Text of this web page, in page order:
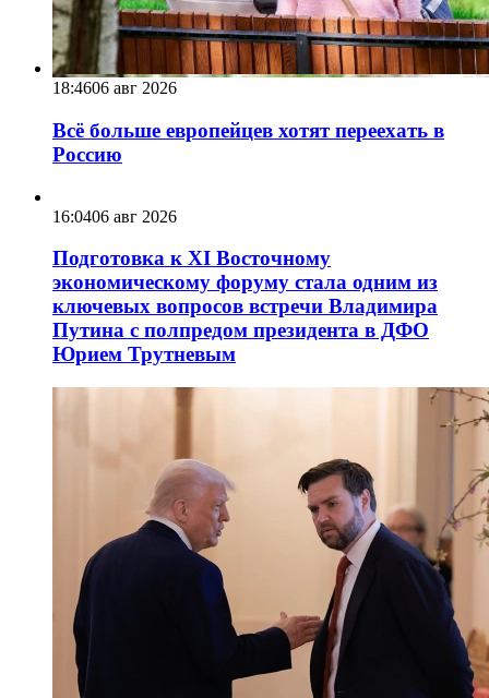
18:4606 авг 2026
Всё больше европейцев хотят переехать в
Россию
16:0406 авг 2026
Подготовка к XI Восточному
экономическому форуму стала одним из
ключевых вопросов встречи Владимира
Путина с полпредом президента в ДФО
Юрием Трутневым